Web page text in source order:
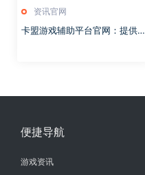
资讯官网
卡盟游戏辅助平台官网：提供最
便捷导航
游戏资讯